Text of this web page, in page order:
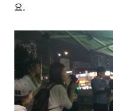
요.